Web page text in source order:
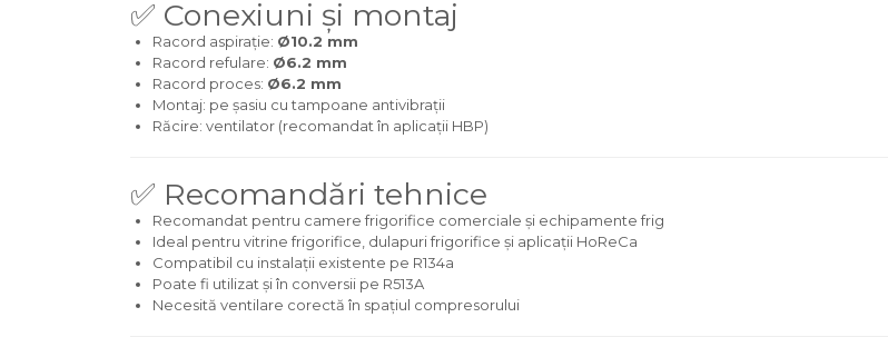
✅ Conexiuni și montaj
Racord aspirație: Ø10.2 mm
Racord refulare: Ø6.2 mm
Racord proces: Ø6.2 mm
Montaj: pe șasiu cu tampoane antivibrații
Răcire: ventilator (recomandat în aplicații HBP)
✅ Recomandări tehnice
Recomandat pentru camere frigorifice comerciale și echipamente frig
Ideal pentru vitrine frigorifice, dulapuri frigorifice și aplicații HoReCa
Compatibil cu instalații existente pe R134a
Poate fi utilizat și în conversii pe R513A
Necesită ventilare corectă în spațiul compresorului